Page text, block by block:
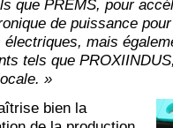
que PREMS, pour
de puissance
électriques, mais
tels que
»
bien la